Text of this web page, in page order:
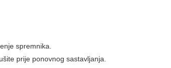
spremnika.
prije ponovnog sastavljanja.